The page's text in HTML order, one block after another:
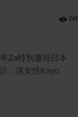
Za特別邀得日本
，讓女性Kayo